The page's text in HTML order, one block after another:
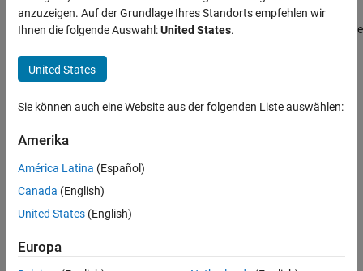
Raspberry Pi Blockset
Communication
Modbus
Start address
ON THIS PAGE
Dependencies
Settings
Recommended Settings
Version History
Model Configuration Pane:Hardware Implementation / Hardware
properties
Description
parameter specifies the starting address of the
input register.
Dependencies
To enable this parameter, select
Settings
anzuzeigen. Auf der Grundlage Ihres Standorts empfehlen wir
Ihnen die folgende Auswahl:United States.
United States
Sie können auch eine Website aus der folgenden Liste auswählen:
Amerika
América Latina (Español)
Canada (English)
United States (English)
Europa